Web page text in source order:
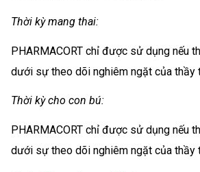
Thời kỳ mang thai:
PHARMACORT chỉ được sử dụng nếu
dưới sự theo dõi nghiêm ngặt của thầy
Thời kỳ cho con bú:
PHARMACORT chỉ được sử dụng nếu
dưới sự theo dõi nghiêm ngặt của thầy